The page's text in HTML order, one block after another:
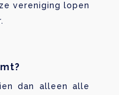
vereniging lopen
dan alleen alle